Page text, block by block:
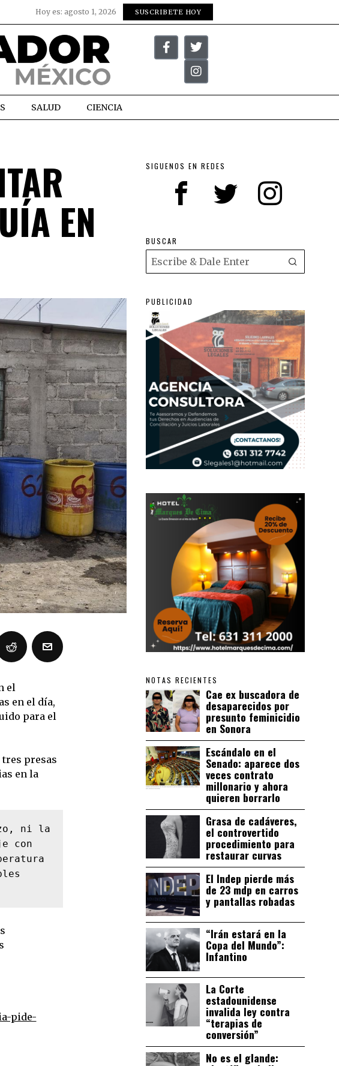
Hoy es: agosto 1, 2026 SUSCRIBETE HOY
SALUD CIENCIA
EN
el
en el día,
para el
presas
en la
ni la
con
pide-
SIGUENOS EN REDES
BUSCAR
PUBLICIDAD
NOTAS RECIENTES
Cae ex buscadora de
desaparecidos por
presunto feminicidio
en Sonora
Escándalo en el
Senado: aparece dos
veces contrato
millonario y ahora
quieren borrarlo
Grasa de cadáveres,
el controvertido
procedimiento para
restaurar curvas
El Indep pierde más
de 23 mdp en carros
y pantallas robadas
“Irán estará en la
Copa del Mundo”:
Infantino
La Corte
estadounidense
invalida ley contra
“terapias de
conversión”
No es el glande: